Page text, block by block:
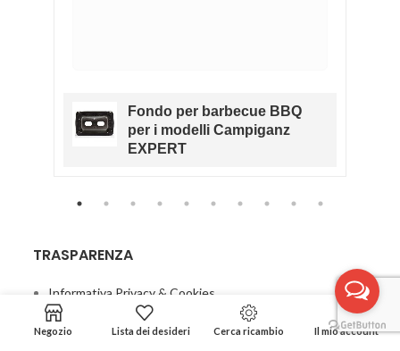
Fondo per barbecue BBQ
per i modelli Campiganz
EXPERT
TRASPARENZA
Informativa Privacy & Cookies
Condizioni di vendita
Negozio Lista dei desideri Cerca ricambio Il mio account